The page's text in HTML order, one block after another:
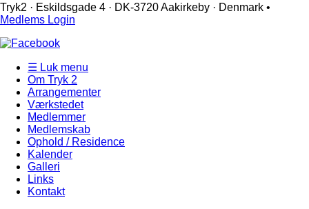
Tryk2 · Eskildsgade 4 ­· DK-3720 Aakirkeby · Denmark •
Medlems Login
☰ Luk menu
Om Tryk 2
Arrangementer
Værkstedet
Medlemmer
Medlemskab
Ophold / Residence
Kalender
Galleri
Links
Kontakt